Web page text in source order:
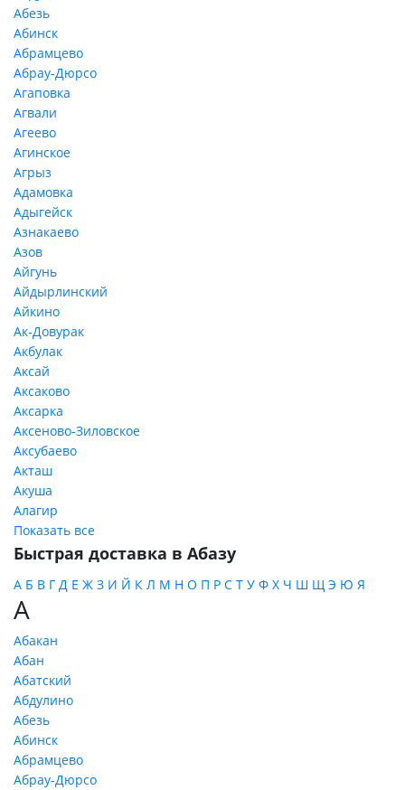
Абезь
Абинск
Абрамцево
Абрау-Дюрсо
Агаповка
Агвали
Агеево
Агинское
Агрыз
Адамовка
Адыгейск
Азнакаево
Азов
Айгунь
Айдырлинский
Айкино
Ак-Довурак
Акбулак
Аксай
Аксаково
Аксарка
Аксеново-Зиловское
Аксубаево
Акташ
Акуша
Алагир
Показать все
Быстрая доставка в Абазу
А Б В Г Д Е Ж З И Й К Л М Н О П Р С Т У Ф Х Ч Ш Щ Э Ю Я
А
Абакан
Абан
Абатский
Абдулино
Абезь
Абинск
Абрамцево
Абрау-Дюрсо